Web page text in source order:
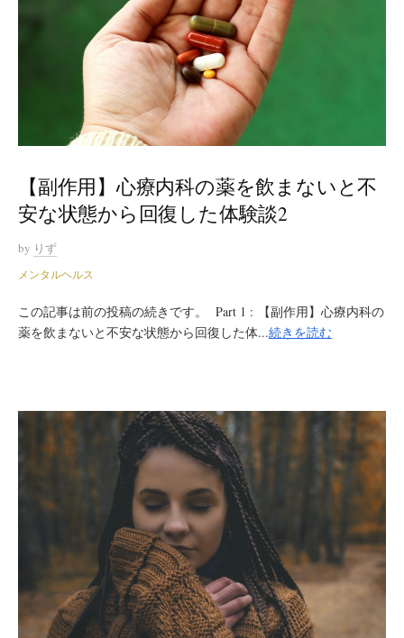
【副作用】心療内科の薬を飲まないと不
安な状態から回復した体験談2
by りず
メンタルヘルス
この記事は前の投稿の続きです。 Part 1 : 【副作用】心療内科の
薬を飲まないと不安な状態から回復した体...続きを読む